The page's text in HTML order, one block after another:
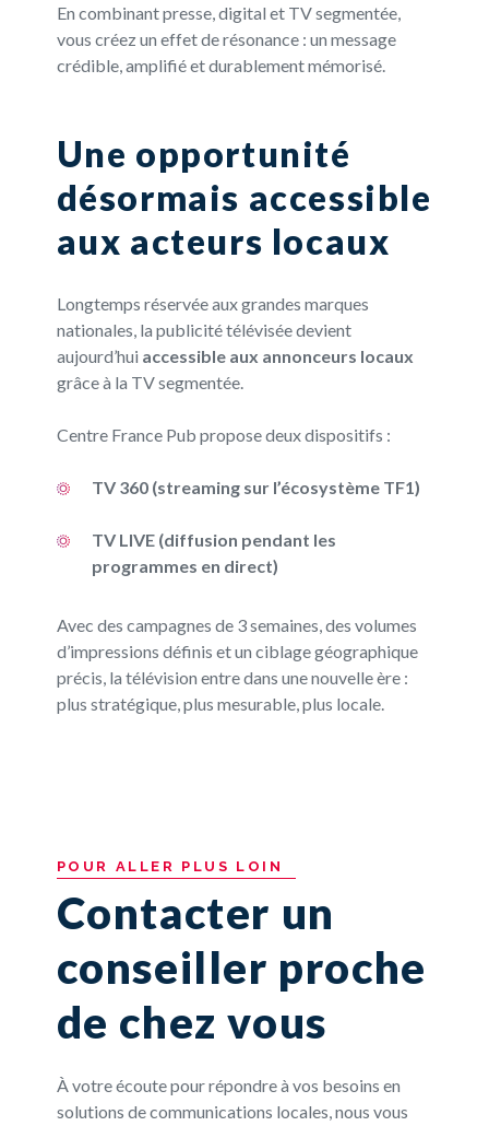
En combinant presse, digital et TV segmentée,
vous créez un effet de résonance : un message
crédible, amplifié et durablement mémorisé.
Une opportunité
désormais accessible
aux acteurs locaux
Longtemps réservée aux grandes marques
nationales, la publicité télévisée devient
aujourd’hui accessible aux annonceurs locaux
grâce à la TV segmentée.
Centre France Pub propose deux dispositifs :
TV 360 (streaming sur l’écosystème TF1)
TV LIVE (diffusion pendant les
programmes en direct)
Avec des campagnes de 3 semaines, des volumes
d’impressions définis et un ciblage géographique
précis, la télévision entre dans une nouvelle ère :
plus stratégique, plus mesurable, plus locale.
POUR ALLER PLUS LOIN
Contacter un
conseiller proche
de chez vous
À votre écoute pour répondre à vos besoins en
solutions de communications locales, nous vous